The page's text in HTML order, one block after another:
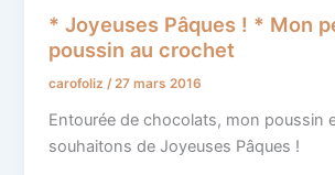
* Joyeuses Pâques ! * Mon
poussin au crochet
carofoliz/27 mars 2016
Entourée de chocolats, mon poussin
souhaitons de Joyeuses Pâques !
Pâques
!
*
Mon
petit